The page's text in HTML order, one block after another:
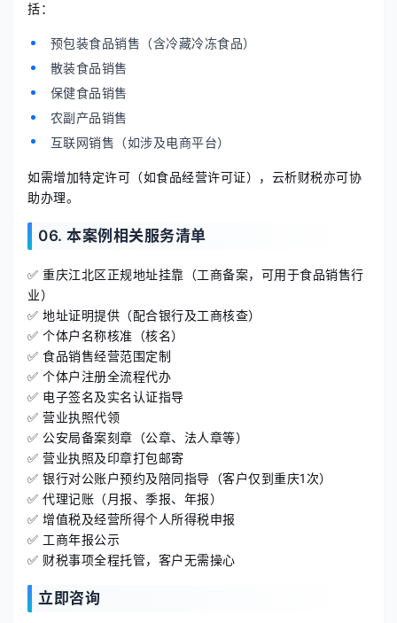
括：
预包装食品销售（含冷藏冷冻食品）
散装食品销售
保健食品销售
农副产品销售
互联网销售（如涉及电商平台）
如需增加特定许可（如食品经营许可证），云析财税亦可协
助办理。
06. 本案例相关服务清单
✅ 重庆江北区正规地址挂靠（工商备案，可用于食品销售行
业）
✅ 地址证明提供（配合银行及工商核查）
✅ 个体户名称核准（核名）
✅ 食品销售经营范围定制
✅ 个体户注册全流程代办
✅ 电子签名及实名认证指导
✅ 营业执照代领
✅ 公安局备案刻章（公章、法人章等）
✅ 营业执照及印章打包邮寄
✅ 银行对公账户预约及陪同指导（客户仅到重庆1次）
✅ 代理记账（月报、季报、年报）
✅ 增值税及经营所得个人所得税申报
✅ 工商年报公示
✅ 财税事项全程托管，客户无需操心
立即咨询